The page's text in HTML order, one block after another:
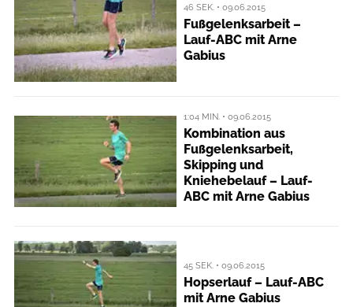
46 SEK. • 09.06.2015
Fußgelenksarbeit –
Lauf-ABC mit Arne
Gabius
1:04 MIN. • 09.06.2015
Kombination aus
Fußgelenksarbeit,
Skipping und
Kniehebelauf – Lauf-
ABC mit Arne Gabius
45 SEK. • 09.06.2015
Hopserlauf – Lauf-ABC
mit Arne Gabius